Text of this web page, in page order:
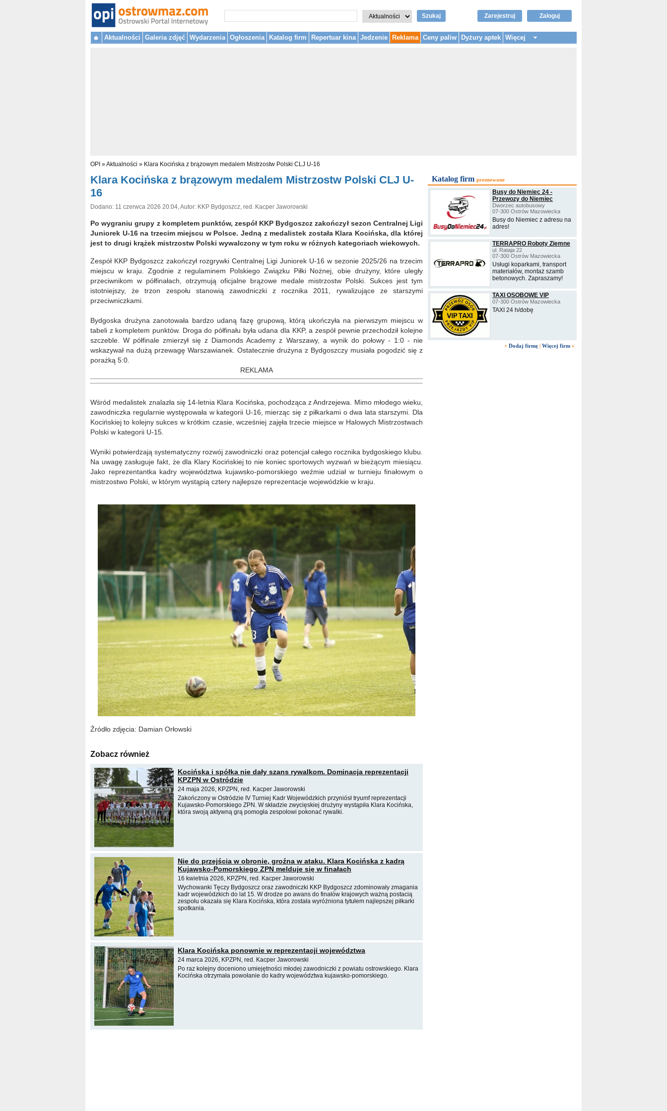
Szukaj Zaloguj
Zarejestruj
Aktualności Galeria zdjęć Wydarzenia Ogłoszenia Katalog firm Repertuar kina Jedzenie Reklama Ceny paliw Dyżury aptek Więcej
OPI »Aktualności » Klara Kocińska z brązowym medalem Mistrzostw Polski CLJ U-16
Klara Kocińska z brązowym medalem Mistrzostw Polski CLJ U-
16
Dodano: 11 czerwca 2026 20:04, Autor: KKP Bydgoszcz, red. Kacper Jaworowski
Po wygraniu grupy z kompletem punktów, zespół KKP Bydgoszcz zakończył sezon Centralnej Ligi
Juniorek U-16 na trzecim miejscu w Polsce. Jedną z medalistek została Klara Kocińska, dla której
jest to drugi krążek mistrzostw Polski wywalczony w tym roku w różnych kategoriach wiekowych.
Zespół KKP Bydgoszcz zakończył rozgrywki Centralnej Ligi Juniorek U-16 w sezonie 2025/26 na trzecim
miejscu w kraju. Zgodnie z regulaminem Polskiego Związku Piłki Nożnej, obie drużyny, które uległy
przeciwnikom w półfinałach, otrzymują oficjalne brązowe medale mistrzostw Polski. Sukces jest tym
istotniejszy, że trzon zespołu stanowią zawodniczki z rocznika 2011, rywalizujące ze starszymi
przeciwniczkami.
Bydgoska drużyna zanotowała bardzo udaną fazę grupową, którą ukończyła na pierwszym miejscu w
tabeli z kompletem punktów. Droga do półfinału była udana dla KKP, a zespół pewnie przechodził kolejne
szczeble. W półfinale zmierzył się z Diamonds Academy z Warszawy, a wynik do połowy - 1:0 - nie
wskazywał na dużą przewagę Warszawianek. Ostatecznie drużyna z Bydgoszczy musiała pogodzić się z
porażką 5:0.
REKLAMA
Wśród medalistek znalazła się 14-letnia Klara Kocińska, pochodząca z Andrzejewa. Mimo młodego wieku,
zawodniczka regularnie występowała w kategorii U-16, mierząc się z piłkarkami o dwa lata starszymi. Dla
Kocińskiej to kolejny sukces w krótkim czasie, wcześniej zajęła trzecie miejsce w Halowych Mistrzostwach
Polski w kategorii U-15.
Wyniki potwierdzają systematyczny rozwój zawodniczki oraz potencjał całego rocznika bydgoskiego klubu.
Na uwagę zasługuje fakt, że dla Klary Kocińskiej to nie koniec sportowych wyzwań w bieżącym miesiącu.
Jako reprezentantka kadry województwa kujawsko-pomorskiego weźmie udział w turnieju finałowym o
mistrzostwo Polski, w którym wystąpią cztery najlepsze reprezentacje wojewódzkie w kraju.
Źródło zdjęcia: Damian Orłowski
Zobacz również
Kocińska i spółka nie dały szans rywalkom. Dominacja reprezentacji
KPZPN w Ostródzie
24 maja 2026, KPZPN, red. Kacper Jaworowski
Zakończony w Ostródzie IV Turniej Kadr Wojewódzkich przyniósł tryumf reprezentacji
Kujawsko-Pomorskiego ZPN. W składzie zwycięskiej drużyny wystąpiła Klara Kocińska,
która swoją aktywną grą pomogła zespołowi pokonać rywalki.
Nie do przejścia w obronie, groźna w ataku. Klara Kocińska z kadrą
Kujawsko-Pomorskiego ZPN melduje się w finałach
16 kwietnia 2026, KPZPN, red. Kacper Jaworowski
Wychowanki Tęczy Bydgoszcz oraz zawodniczki KKP Bydgoszcz zdominowały zmagania
kadr wojewódzkich do lat 15. W drodze po awans do finałów krajowych ważną postacią
zespołu okazała się Klara Kocińska, która została wyróżniona tytułem najlepszej piłkarki
spotkania.
Klara Kocińska ponownie w reprezentacji województwa
24 marca 2026, KPZPN, red. Kacper Jaworowski
Po raz kolejny doceniono umiejętności młodej zawodniczki z powiatu ostrowskiego. Klara
Kocińska otrzymała powołanie do kadry województwa kujawsko-pomorskiego.
Katalog firm promowane
Busy do Niemiec 24 -
Przewozy do Niemiec
Dworzec autobusowy
07-300 Ostrów Mazowiecka
Busy do Niemiec z adresu na
adres!
TERRAPRO Roboty Ziemne
ul. Rataja 22
07-300 Ostrów Mazowiecka
Usługi koparkami, transport
materiałów, montaż szamb
betonowych. Zapraszamy!
TAXI OSOBOWE VIP
07-300 Ostrów Mazowiecka
TAXI 24 h/dobę
+ Dodaj firmę | Więcej firm »